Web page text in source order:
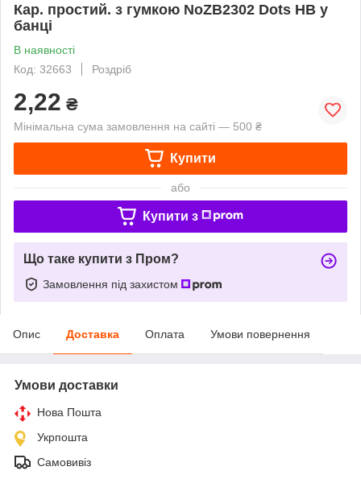
Кар. простий. з гумкою NoZB2302 Dots НВ у
банці
В наявності
Код: 32663
Роздріб
2,22 ₴
Мінімальна сума замовлення на сайті — 500 ₴
Купити
або
Купити з
Що таке купити з Пром?
Замовлення під захистом
Опис Доставка Оплата Умови повернення
Умови доставки
Нова Пошта
Укрпошта
Самовивіз